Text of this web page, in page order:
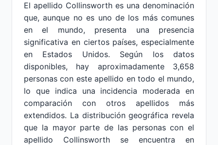
El apellido Collinsworth es una denominación
que, aunque no es uno de los más comunes
en el mundo, presenta una presencia
significativa en ciertos países, especialmente
en Estados Unidos. Según los datos
disponibles, hay aproximadamente 3,658
personas con este apellido en todo el mundo,
lo que indica una incidencia moderada en
comparación con otros apellidos más
extendidos. La distribución geográfica revela
que la mayor parte de las personas con el
apellido Collinsworth se encuentra en